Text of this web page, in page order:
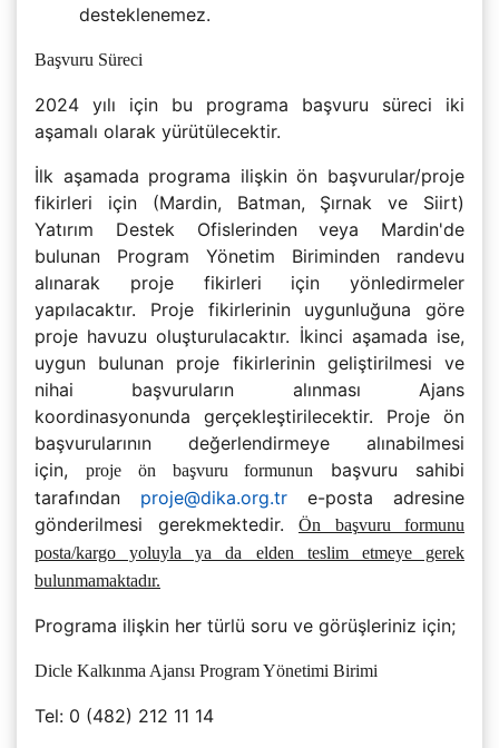
desteklenemez.
Başvuru Süreci
2024 yılı için bu programa başvuru süreci iki
aşamalı olarak yürütülecektir.
İlk aşamada programa ilişkin ön başvurular/proje
fikirleri için (Mardin, Batman, Şırnak ve Siirt)
Yatırım Destek Ofislerinden veya Mardin'de
bulunan Program Yönetim Biriminden randevu
alınarak proje fikirleri için yönledirmeler
yapılacaktır. Proje fikirlerinin uygunluğuna göre
proje havuzu oluşturulacaktır. İkinci aşamada ise,
uygun bulunan proje fikirlerinin geliştirilmesi ve
nihai başvuruların alınması Ajans
koordinasyonunda gerçekleştirilecektir. Proje ön
başvurularının değerlendirmeye alınabilmesi
için, proje ön başvuru formunun
başvuru sahibi
tarafından proje@dika.org.tr e-posta adresine
gönderilmesi gerekmektedir. Ön başvuru formunu
posta/kargo yoluyla ya da elden teslim etmeye gerek
bulunmamaktadır.
Programa ilişkin her türlü soru ve görüşleriniz için;
Dicle Kalkınma Ajansı Program Yönetimi Birimi
Tel: 0 (482) 212 11 14